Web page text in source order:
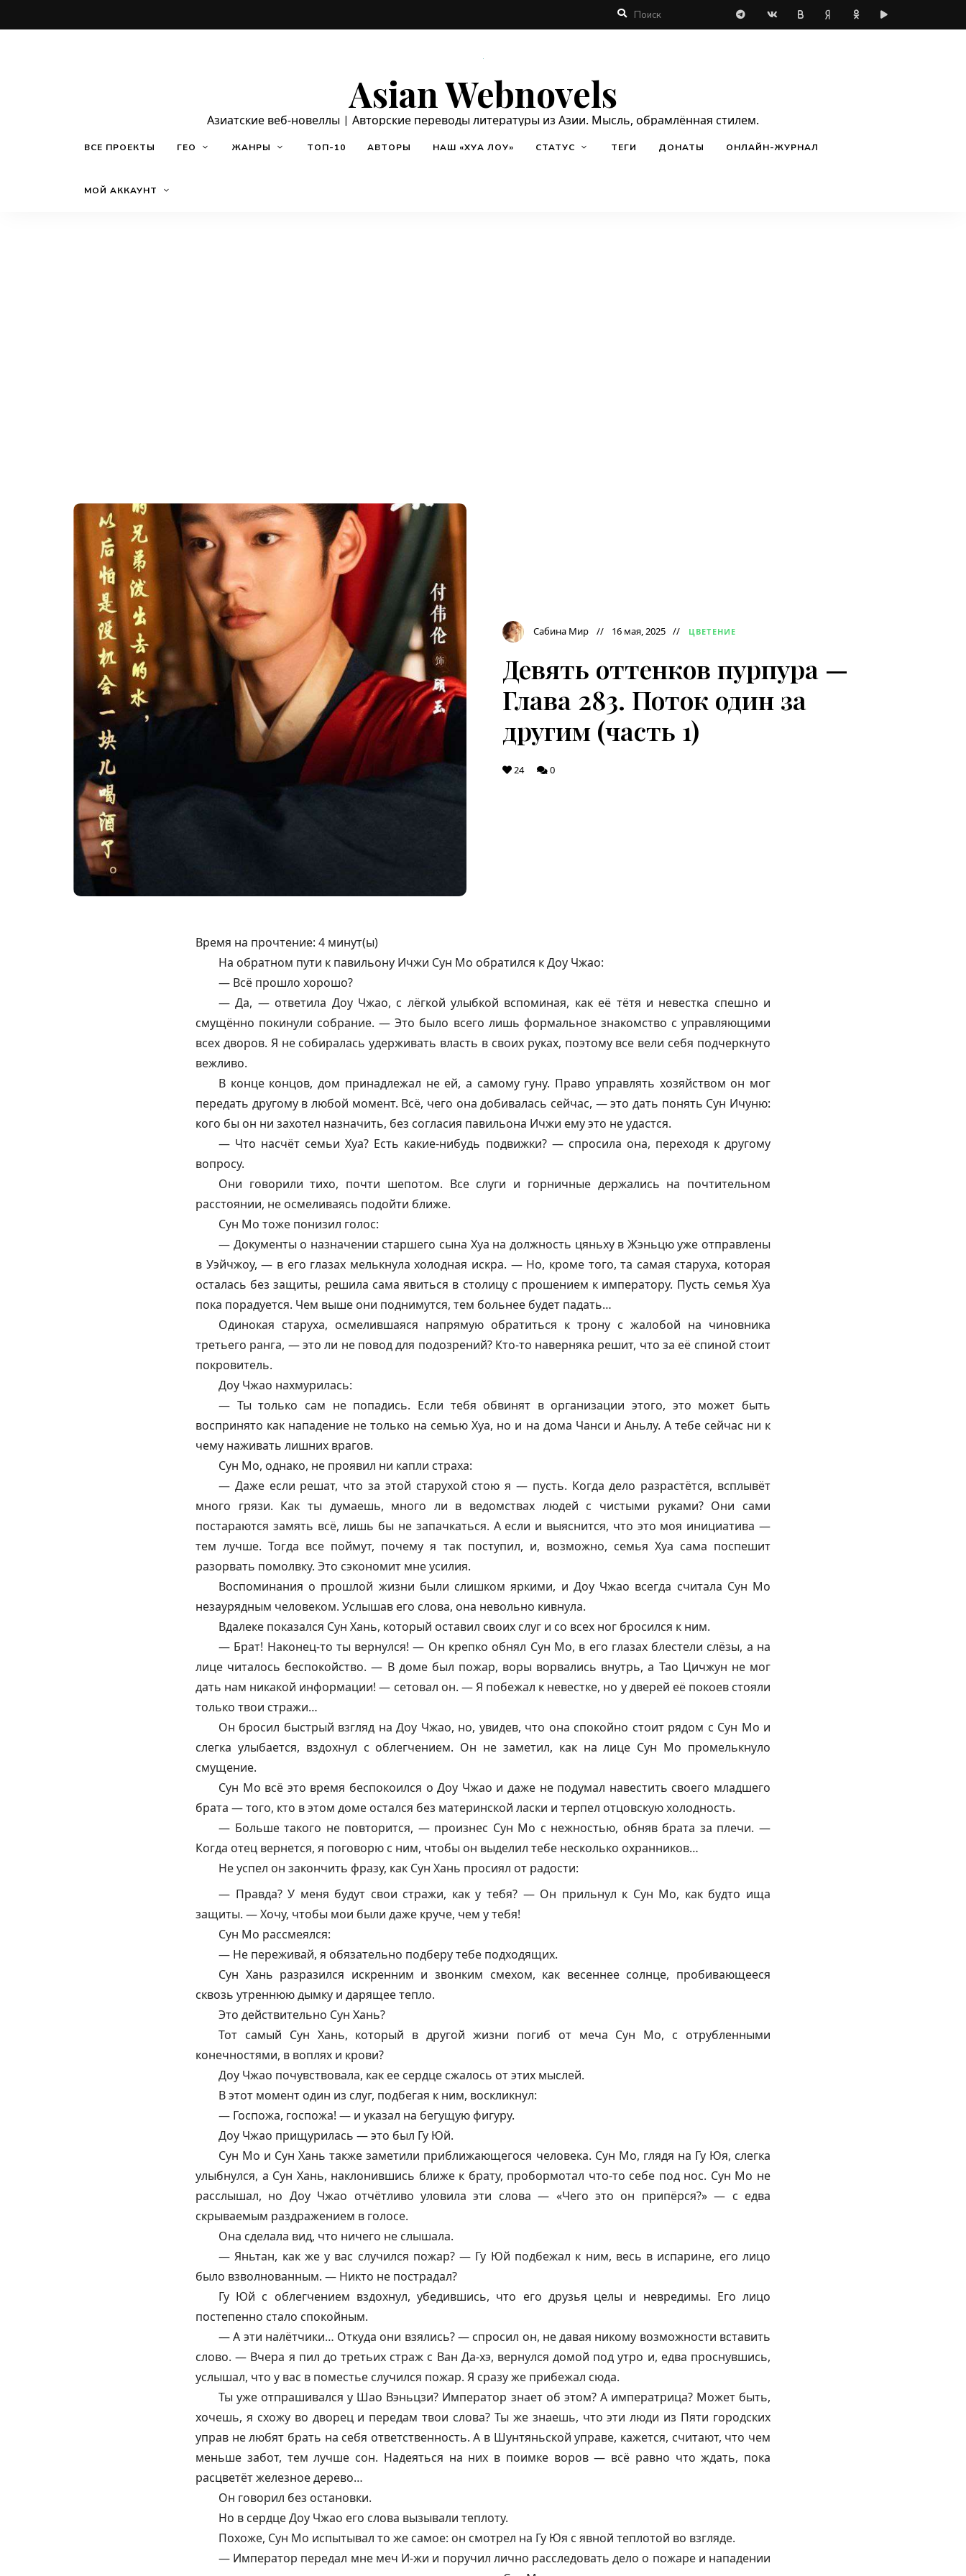
Asian Webnovels
Азиатские веб-новеллы | Авторские переводы литературы из Азии. Мысль, обрамлённая стилем.
ВСЕ ПРОЕКТЫ ГЕО ЖАНРЫ ТОП-10 АВТОРЫ НАШ «ХУА ЛОУ» СТАТУС ТЕГИ ДОНАТЫ ОНЛАЙН-ЖУРНАЛ
МОЙ АККАУНТ
Сабина Мир 16 мая, 2025 ЦВЕТЕНИЕ
Девять оттенков пурпура —
Глава 283. Поток один за
другим (часть 1)
24 0
Время на прочтение: 4 минут(ы)
На обратном пути к павильону Ичжи Сун Мо обратился к Доу Чжао:
— Всё прошло хорошо?
— Да, — ответила Доу Чжао, с лёгкой улыбкой вспоминая, как её тётя и невестка спешно и
смущённо покинули собрание. — Это было всего лишь формальное знакомство с управляющими
всех дворов. Я не собиралась удерживать власть в своих руках, поэтому все вели себя подчеркнуто
вежливо.
В конце концов, дом принадлежал не ей, а самому гуну. Право управлять хозяйством он мог
передать другому в любой момент. Всё, чего она добивалась сейчас, — это дать понять Сун Ичуню:
кого бы он ни захотел назначить, без согласия павильона Ичжи ему это не удастся.
— Что насчёт семьи Хуа? Есть какие-нибудь подвижки? — спросила она, переходя к другому
вопросу.
Они говорили тихо, почти шепотом. Все слуги и горничные держались на почтительном
расстоянии, не осмеливаясь подойти ближе.
Сун Мо тоже понизил голос:
— Документы о назначении старшего сына Хуа на должность цяньху в Жэньцю уже отправлены
в Уэйчжоу, — в его глазах мелькнула холодная искра. — Но, кроме того, та самая старуха, которая
осталась без защиты, решила сама явиться в столицу с прошением к императору. Пусть семья Хуа
пока порадуется. Чем выше они поднимутся, тем больнее будет падать…
Одинокая старуха, осмелившаяся напрямую обратиться к трону с жалобой на чиновника
третьего ранга, — это ли не повод для подозрений? Кто-то наверняка решит, что за её спиной стоит
покровитель.
Доу Чжао нахмурилась:
— Ты только сам не попадись. Если тебя обвинят в организации этого, это может быть
воспринято как нападение не только на семью Хуа, но и на дома Чанси и Аньлу. А тебе сейчас ни к
чему наживать лишних врагов.
Сун Мо, однако, не проявил ни капли страха:
— Даже если решат, что за этой старухой стою я — пусть. Когда дело разрастётся, всплывёт
много грязи. Как ты думаешь, много ли в ведомствах людей с чистыми руками? Они сами
постараются замять всё, лишь бы не запачкаться. А если и выяснится, что это моя инициатива —
тем лучше. Тогда все поймут, почему я так поступил, и, возможно, семья Хуа сама поспешит
разорвать помолвку. Это сэкономит мне усилия.
Воспоминания о прошлой жизни были слишком яркими, и Доу Чжао всегда считала Сун Мо
незаурядным человеком. Услышав его слова, она невольно кивнула.
Вдалеке показался Сун Хань, который оставил своих слуг и со всех ног бросился к ним.
— Брат! Наконец-то ты вернулся! — Он крепко обнял Сун Мо, в его глазах блестели слёзы, а на
лице читалось беспокойство. — В доме был пожар, воры ворвались внутрь, а Тао Цичжун не мог
дать нам никакой информации! — сетовал он. — Я побежал к невестке, но у дверей её покоев стояли
только твои стражи…
Он бросил быстрый взгляд на Доу Чжао, но, увидев, что она спокойно стоит рядом с Сун Мо и
слегка улыбается, вздохнул с облегчением. Он не заметил, как на лице Сун Мо промелькнуло
смущение.
Сун Мо всё это время беспокоился о Доу Чжао и даже не подумал навестить своего младшего
брата — того, кто в этом доме остался без материнской ласки и терпел отцовскую холодность.
— Больше такого не повторится, — произнес Сун Мо с нежностью, обняв брата за плечи. —
Когда отец вернется, я поговорю с ним, чтобы он выделил тебе несколько охранников…
Не успел он закончить фразу, как Сун Хань просиял от радости:
— Правда? У меня будут свои стражи, как у тебя? — Он прильнул к Сун Мо, как будто ища
защиты. — Хочу, чтобы мои были даже круче, чем у тебя!
Сун Мо рассмеялся:
— Не переживай, я обязательно подберу тебе подходящих.
Сун Хань разразился искренним и звонким смехом, как весеннее солнце, пробивающееся
сквозь утреннюю дымку и дарящее тепло.
Это действительно Сун Хань?
Тот самый Сун Хань, который в другой жизни погиб от меча Сун Мо, с отрубленными
конечностями, в воплях и крови?
Доу Чжао почувствовала, как ее сердце сжалось от этих мыслей.
В этот момент один из слуг, подбегая к ним, воскликнул:
— Госпожа, госпожа! — и указал на бегущую фигуру.
Доу Чжао прищурилась — это был Гу Юй.
Сун Мо и Сун Хань также заметили приближающегося человека. Сун Мо, глядя на Гу Юя, слегка
улыбнулся, а Сун Хань, наклонившись ближе к брату, пробормотал что-то себе под нос. Сун Мо не
расслышал, но Доу Чжао отчётливо уловила эти слова — «Чего это он припёрся?» — с едва
скрываемым раздражением в голосе.
Она сделала вид, что ничего не слышала.
— Яньтан, как же у вас случился пожар? — Гу Юй подбежал к ним, весь в испарине, его лицо
было взволнованным. — Никто не пострадал?
Гу Юй с облегчением вздохнул, убедившись, что его друзья целы и невредимы. Его лицо
постепенно стало спокойным.
— А эти налётчики… Откуда они взялись? — спросил он, не давая никому возможности вставить
слово. — Вчера я пил до третьих страж с Ван Да-хэ, вернулся домой под утро и, едва проснувшись,
услышал, что у вас в поместье случился пожар. Я сразу же прибежал сюда.
Ты уже отпрашивался у Шао Вэньцзи? Император знает об этом? А императрица? Может быть,
хочешь, я схожу во дворец и передам твои слова? Ты же знаешь, что эти люди из Пяти городских
управ не любят брать на себя ответственность. А в Шунтяньской управе, кажется, считают, что чем
меньше забот, тем лучше сон. Надеяться на них в поимке воров — всё равно что ждать, пока
расцветёт железное дерево…
Он говорил без остановки.
Но в сердце Доу Чжао его слова вызывали теплоту.
Похоже, Сун Мо испытывал то же самое: он смотрел на Гу Юя с явной теплотой во взгляде.
— Император передал мне меч И-жи и поручил лично расследовать дело о пожаре и нападении